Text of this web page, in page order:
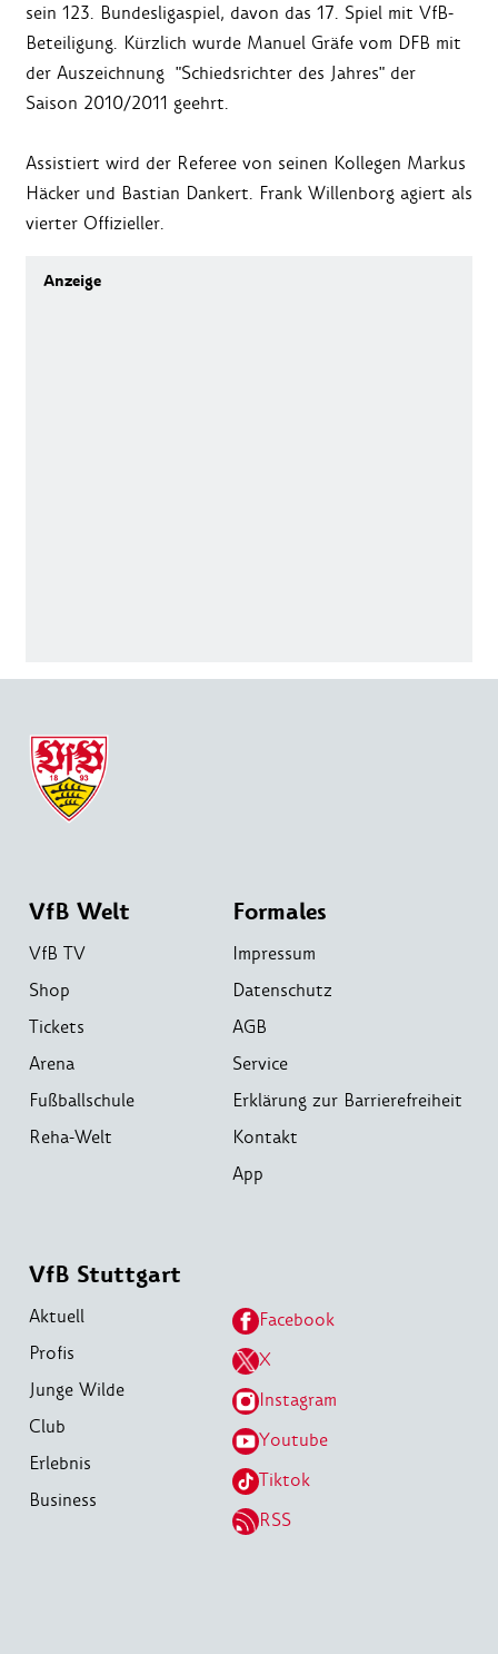
sein 123. Bundesligaspiel, davon das 17. Spiel mit VfB-
Beteiligung. Kürzlich wurde Manuel Gräfe vom DFB mit
der Auszeichnung "Schiedsrichter des Jahres" der
Saison 2010/2011 geehrt.
Assistiert wird der Referee von seinen Kollegen Markus
Häcker und Bastian Dankert. Frank Willenborg agiert als
vierter Offizieller.
VfB Welt
VfB TV
Shop
Tickets
Arena
Fußballschule
Reha-Welt
Formales
Impressum
Datenschutz
AGB
Service
Erklärung zur Barrierefreiheit
Kontakt
App
VfB Stuttgart
Aktuell
Profis
Junge Wilde
Club
Erlebnis
Business
Facebook
X
Instagram
Youtube
Tiktok
RSS